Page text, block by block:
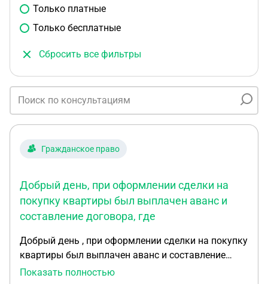
Только платные
Только бесплатные
Сбросить все фильтры
Гражданское право
Добрый день, при оформлении сделки на
покупку квартиры был выплачен аванс и
составление договора, где
Добрый день , при оформлении сделки на покупку
квартиры был выплачен аванс и составление
договора ,где указано что при отказе банков в
Показать полностью